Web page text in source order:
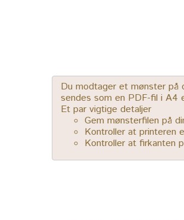
Du modtager et mønster på
sendes som en PDF-fil i A4
Et par vigtige detaljer
Gem mønsterfilen på
Kontroller at printeren
Kontroller at firkanten